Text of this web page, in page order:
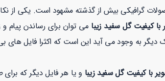
گرافیکی بیش از گذشته مشهود است. یکی از
با کیفیت گل سفید زیبا می توان برای رساندن پیام و
دیگر به وجود می آید این است که اکثرا فایل های
با کیفیت گل سفید زیبا و یا هر فایل دیگر که